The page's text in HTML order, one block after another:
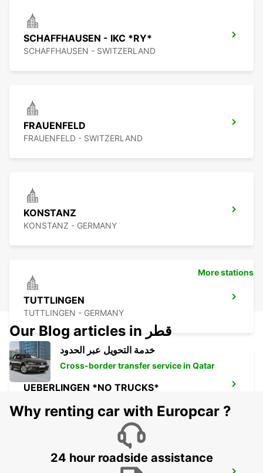
SCHAFFHAUSEN - IKC *RY*
SCHAFFHAUSEN - SWITZERLAND
FRAUENFELD
FRAUENFELD - SWITZERLAND
KONSTANZ
KONSTANZ - GERMANY
TUTTLINGEN
TUTTLINGEN - GERMANY
UEBERLINGEN *NO TRUCKS*
More stations
Our Blog articles in قطر
خدمة التحويل عبر الحدود
Cross-border transfer service in Qatar
Why renting car with Europcar ?
24 hour roadside assistance